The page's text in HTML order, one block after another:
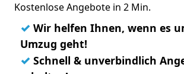
Kostenlose Angebote in 2 Min.
✓ Wir helfen Ihnen, wenn es
Umzug geht!
✓ Schnell & unverbindlich